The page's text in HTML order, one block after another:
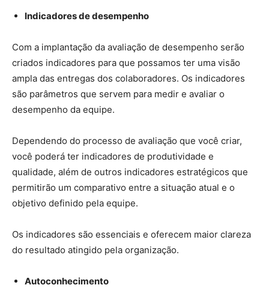
Indicadores de desempenho
Com a implantação da avaliação de desempenho serão
criados indicadores para que possamos ter uma visão
ampla das entregas dos colaboradores. Os indicadores
são parâmetros que servem para medir e avaliar o
desempenho da equipe.
Dependendo do processo de avaliação que você criar,
você poderá ter indicadores de produtividade e
qualidade, além de outros indicadores estratégicos que
permitirão um comparativo entre a situação atual e o
objetivo definido pela equipe.
Os indicadores são essenciais e oferecem maior clareza
do resultado atingido pela organização.
Autoconhecimento